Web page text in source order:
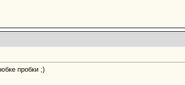
пробки ;)